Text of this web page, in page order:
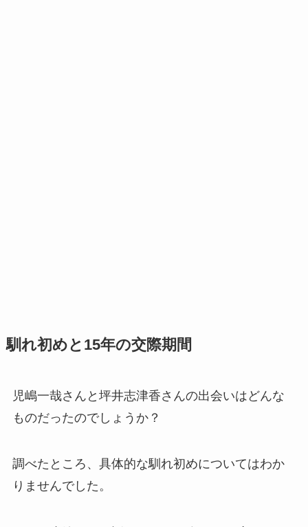
馴れ初めと15年の交際期間
児嶋一哉さんと坪井志津香さんの出会いはどんな
ものだったのでしょうか？
調べたところ、具体的な馴れ初めについてはわか
りませんでした。